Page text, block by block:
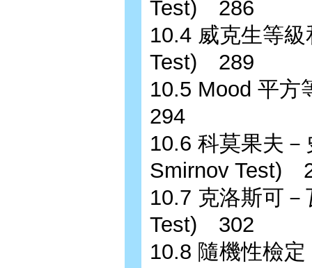
Test) 286
10.4 威克生等
Test) 289
10.5 Mood 平
294
10.6 科莫果夫
Smirnov Test)
10.7 克洛斯可
Test) 302
10.8 隨機性檢